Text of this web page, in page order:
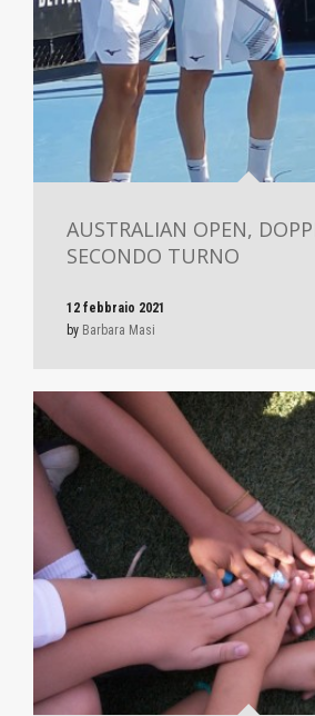
AUSTRALIAN OPEN,
SECONDO TURNO
12 febbraio 2021
by Barbara Masi